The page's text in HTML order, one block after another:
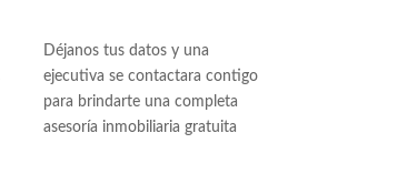
Déjanos tus datos y una
ejecutiva se contactara contigo
para brindarte una completa
asesoría inmobiliaria gratuita